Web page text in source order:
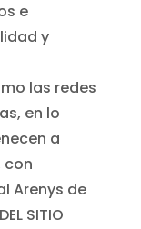
e
y
las redes
en lo
a
con
Arenys de
SITIO